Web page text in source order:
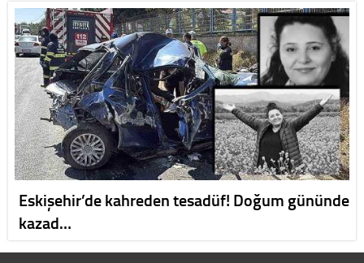
Eskişehir’de kahreden tesadüf! Doğum gününde
kazad…